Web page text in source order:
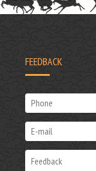
FEEDBACK